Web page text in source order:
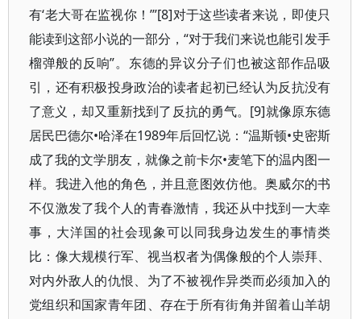
有‘老大哥在监视你！’”[8]对于这些读者来说，即使只
能读到这部小说的一部分，“对于我们来说也能引发手
榴弹般的反响”。东德的异议分子们也被这部作品吸
引，还有积极投身政治的读者起初已经认为反抗没有
了意义，却又重新找到了反抗的勇气。[9]就像原东德
居民巴德尔•哈泽在1989年后回忆说：“温斯顿•史密斯
成了我的文学朋友，就像之前卡尔•麦笔下的温内图一
样。我进入他的角色，并且意图效仿他。奥威尔的书
不仅激发了我个人的青春激情，我还从中找到一大幸
事，大洋国的社会现象可以同我身边发生的事情类
比：像大规模行军、视当权者为偶像般的个人崇拜、
对内外敌人的仇恨、为了不被视作异类而必须加入的
党组织和国家青年团、存在于所有街角并留着山羊胡